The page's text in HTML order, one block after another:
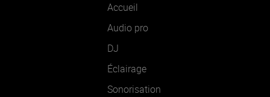
Accueil
Audio pro
DJ
Éclairage
Sonorisation